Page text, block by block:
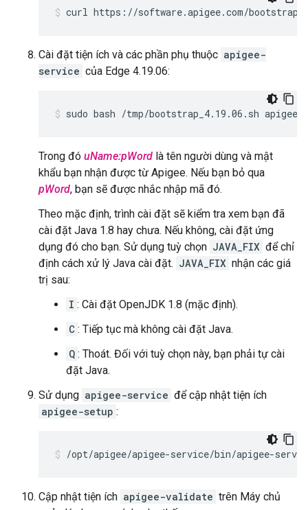
curl https://software.apigee.com/
Cài đặt tiện ích và các phần phụ thuộc apigee-
service của Edge 4.19.06:
sudo bash /tmp/bootstrap_4.19.06.sh
Trong đó uName:pWord là tên người dùng và mật
khẩu bạn nhận được từ Apigee. Nếu bạn bỏ qua
pWord, bạn sẽ được nhắc nhập mã đó.
Theo mặc định, trình cài đặt sẽ kiểm tra xem bạn đã
cài đặt Java 1.8 hay chưa. Nếu không, cài đặt ứng
dụng đó cho bạn. Sử dụng tuỳ chọn JAVA_FIX để chỉ
định cách xử lý Java cài đặt. JAVA_FIX nhận các giá
trị sau:
I : Cài đặt OpenJDK 1.8 (mặc định).
C : Tiếp tục mà không cài đặt Java.
Q : Thoát. Đối với tuỳ chọn này, bạn phải tự cài
đặt Java.
Sử dụng apigee-service để cập nhật tiện ích
apigee-setup :
/opt/apigee/apigee-service/bin/apigee-
Cập nhật tiện ích apigee-validate trên Máy chủ